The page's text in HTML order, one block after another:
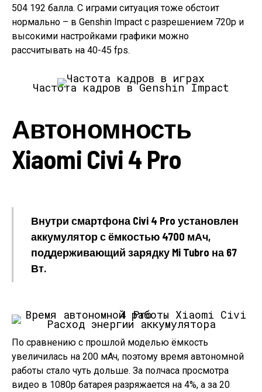
504 192 балла. С играми ситуация тоже обстоит
нормально – в Genshin Impact с разрешением 720p и
высокими настройками графики можно
рассчитывать на 40-45 fps.
Частота кадров в Genshin Impact
Автономность
Xiaomi Civi 4 Pro
Внутри смартфона Civi 4 Pro установлен
аккумулятор с ёмкостью 4700 мАч,
поддерживающий зарядку Mi Tubro на 67
Вт.
Расход энергии аккумулятора
По сравнению с прошлой моделью ёмкость
увеличилась на 200 мАч, поэтому время автономной
работы стало чуть дольше. За полчаса просмотра
видео в 1080p батарея разряжается на 4%, а за 20